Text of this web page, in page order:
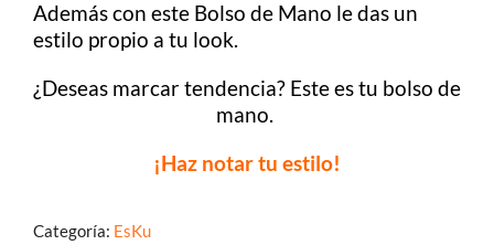
Además con este Bolso de Mano le das un
estilo propio a tu look.
¿Deseas marcar tendencia? Este es tu bolso de
mano.
¡Haz notar tu estilo!
Categoría: EsKu